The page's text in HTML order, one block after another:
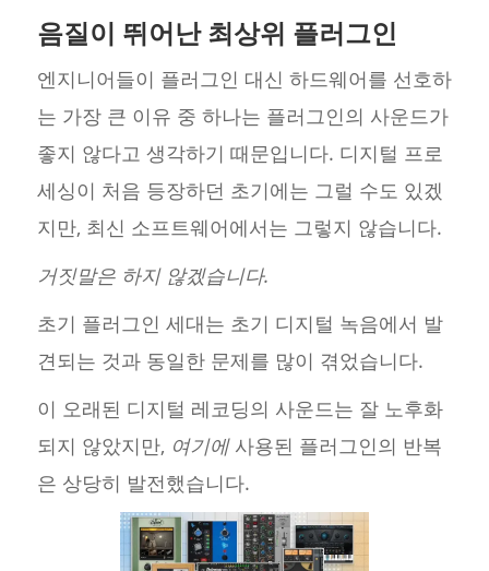
음질이 뛰어난 최상위 플러그인
엔지니어들이 플러그인 대신 하드웨어를 선호하
는 가장 큰 이유 중 하나는 플러그인의 사운드가
좋지 않다고 생각하기 때문입니다. 디지털 프로
세싱이 처음 등장하던 초기에는 그럴 수도 있겠
지만, 최신 소프트웨어에서는 그렇지 않습니다.
거짓말은 하지 않겠습니다.
초기 플러그인 세대는 초기 디지털 녹음에서 발
견되는 것과 동일한 문제를 많이 겪었습니다.
이 오래된 디지털 레코딩의 사운드는 잘 노후화
되지 않았지만, 여기에사용된 플러그인의 반복
은 상당히 발전했습니다.